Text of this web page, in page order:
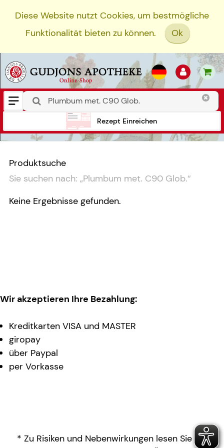
Diese Website nutzt Cookies, um bestmögliche
Funktionalität bieten zu können.
Ok
Rezept Einreichen
Produktsuche
Sie suchen nach: „Plumbum met. C90 Glob.“
Keine Ergebnisse gefunden.
Wir akzeptieren Ihre Bezahlung:
Kreditkarten VISA und MASTER
giropay
über Paypal
per Vorkasse
* Zu Risiken und Nebenwirkungen lesen Sie die